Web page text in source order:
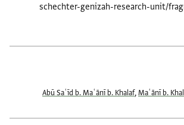
schechter-genizah-research-unit/
Abū Saʿīd b. Maʿānī b. Khalaf,Maʿānī b.